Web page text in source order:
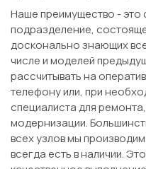
Наше преимущество - это
подразделение,
досконально знающих
числе и моделей
рассчитывать на
телефону или, при
специалиста для
модернизации.
всех узлов мы
всегда есть в наличии.